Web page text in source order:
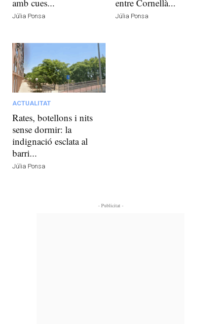
amb cues...
Júlia Ponsa
entre Cornellà...
Júlia Ponsa
ACTUALITAT
Rates, botellons i nits
sense dormir: la
indignació esclata al
barri...
Júlia Ponsa
- Publicitat -